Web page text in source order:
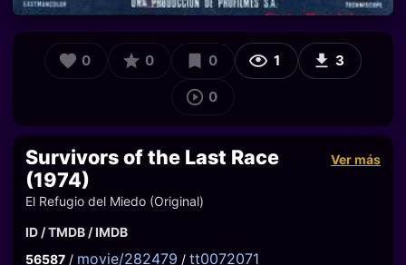
0 0 0 1 3
0
Survivors of the Last Race
(1974)
Ver más
El Refugio del Miedo (Original)
ID / TMDB / IMDB
56587 / movie/282479 / tt0072071